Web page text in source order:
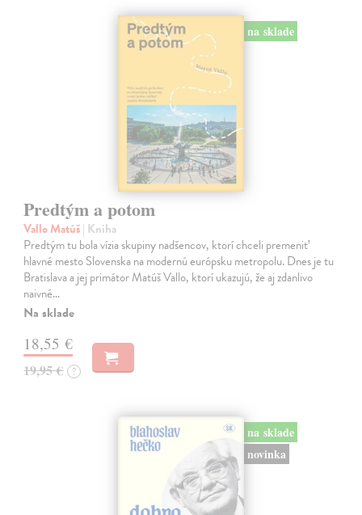
na sklade
Predtým a potom
Vallo Matúš| Kniha
Predtým tu bola vízia skupiny nadšencov, ktorí chceli premeniť
hlavné mesto Slovenska na modernú európsku metropolu. Dnes je tu
Bratislava a jej primátor Matúš Vallo, ktorí ukazujú, že aj zdanlivo
naivné…
Na sklade
18,55 €
19,95 € ?
na sklade
novinka